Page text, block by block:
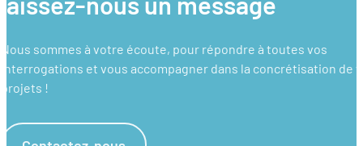
Nous sommes à votre écoute, pour répondre à toutes vos
interrogations et vous accompagner dans la concrétisation de
projets !